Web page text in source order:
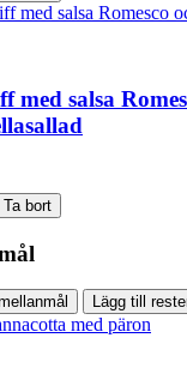
med salsa
Ta bort
Lägg till